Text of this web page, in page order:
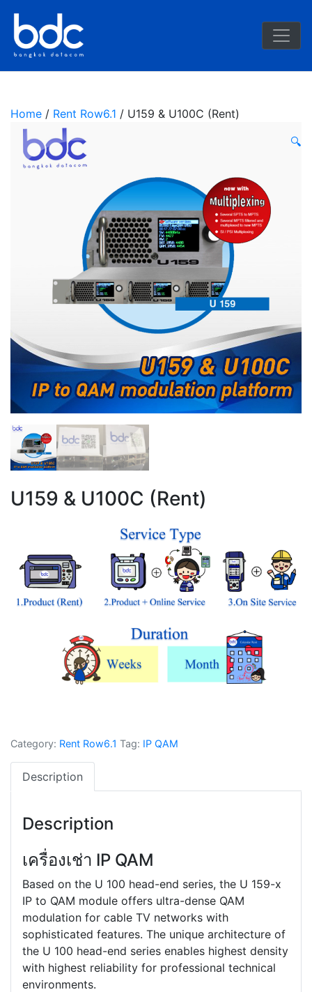
Home / Rent Row6.1 / U159 & U100C (Rent)
🔍
U159 & U100C (Rent)
Category: Rent Row6.1 Tag: IP QAM
Description
Description
เครื่องเช่า IP QAM
Based on the U 100 head-end series, the U 159-x
IP to QAM module offers ultra-dense QAM
modulation for cable TV networks with
sophisticated features. The unique architecture of
the U 100 head-end series enables highest density
with highest reliability for professional technical
environments.